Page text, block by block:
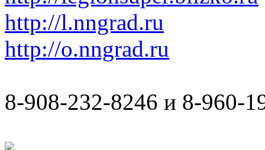
http://l.nngrad.ru
http://o.nngrad.ru
8-908-232-8246 и 8-960-